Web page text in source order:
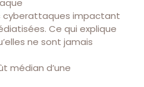
cyberattaques impactant
Ce qui explique
ne sont jamais
médian d’une